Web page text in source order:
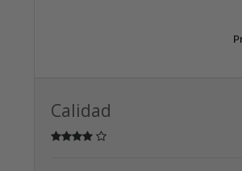
Calidad